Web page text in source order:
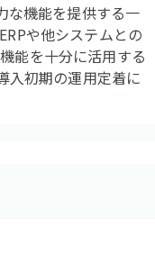
な機能を提供する一
や他システムとの
能を十分に活用する
入初期の運用定着に